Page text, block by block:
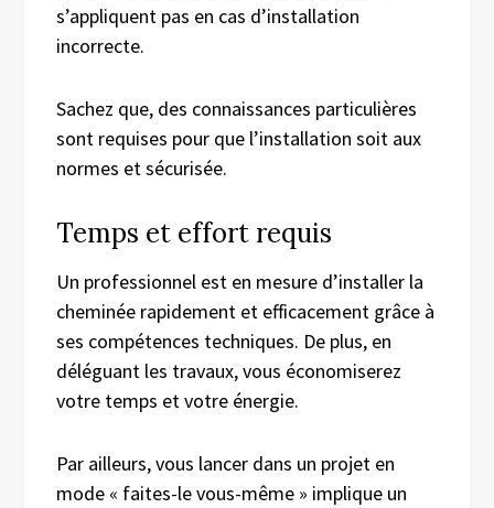
s’appliquent pas en cas d’installation
incorrecte.
Sachez que, des connaissances particulières
sont requises pour que l’installation soit aux
normes et sécurisée.
Temps et effort requis
Un professionnel est en mesure d’installer la
cheminée rapidement et efficacement grâce à
ses compétences techniques. De plus, en
déléguant les travaux, vous économiserez
votre temps et votre énergie.
Par ailleurs, vous lancer dans un projet en
mode « faites-le vous-même » implique un